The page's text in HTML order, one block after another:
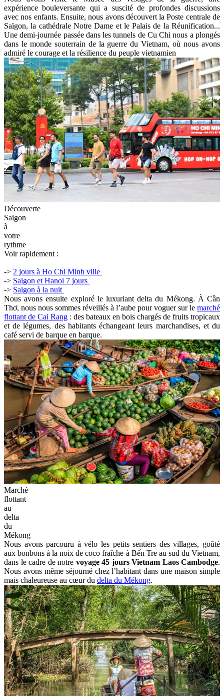
expérience bouleversante qui a suscité de profondes discussions
avec nos enfants. Ensuite, nous avons découvert la Poste centrale de
Saïgon, la cathédrale Notre Dame et le Palais de la Réunification...
Une demi-journée passée dans les tunnels de Cu Chi nous a plongés
dans le monde souterrain de la guerre du Vietnam, où nous avons
admiré le courage et la résilience du peuple vietnamien
Découverte
Saigon
à
votre
rythme
Voir rapidement :
-> 2 jours à Ho Chi Minh ville
-> Saigon et Hanoi 7 jours
-> Saigon à la nuit
Nous avons ensuite exploré le luxuriant delta du Mékong. À Cần
Thơ, nous nous sommes réveillés à l’aube pour voguer sur le marché
flottant de Cai Rang : des bateaux en bois chargés de fruits tropicaux
et de légumes, des habitants échangeant leurs marchandises, et du
café servi de barque en barque.
Marché
flottant
au
delta
du
Mékong
Nous avons parcouru à vélo les petits sentiers des villages, goûté
aux bonbons à la noix de coco fraîche à Bến Tre au sud du Vietnam,
dans le cadre de notre voyage 45 jours Vietnam Laos Cambodge.
Nous avons même séjourné chez l’habitant dans une maison simple
mais chaleureuse au cœur du delta du Mékong.